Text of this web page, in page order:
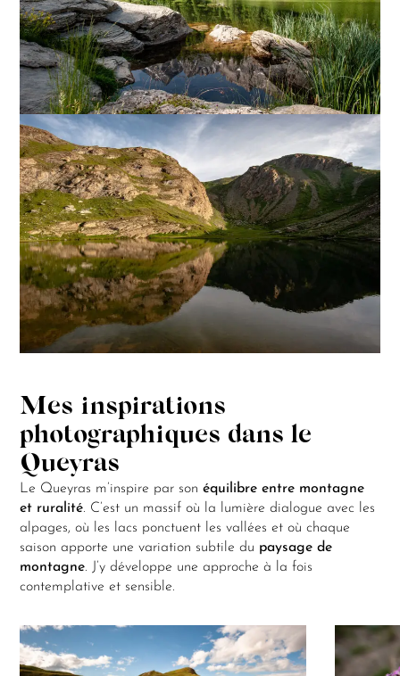
Mes inspirations
photographiques dans le
Queyras
Le Queyras m’inspire par sonéquilibre entre montagne
et ruralité. C’est un massif où la lumière dialogue avec les
alpages, où les lacs ponctuent les vallées et où chaque
saison apporte une variation subtile du paysage de
montagne. J’y développe une approche à la fois
contemplative et sensible.